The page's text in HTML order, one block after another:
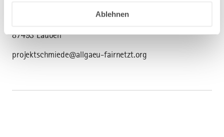
Ablehnen
87493 Lauben
projektschmiede@allgaeu-fairnetzt.org